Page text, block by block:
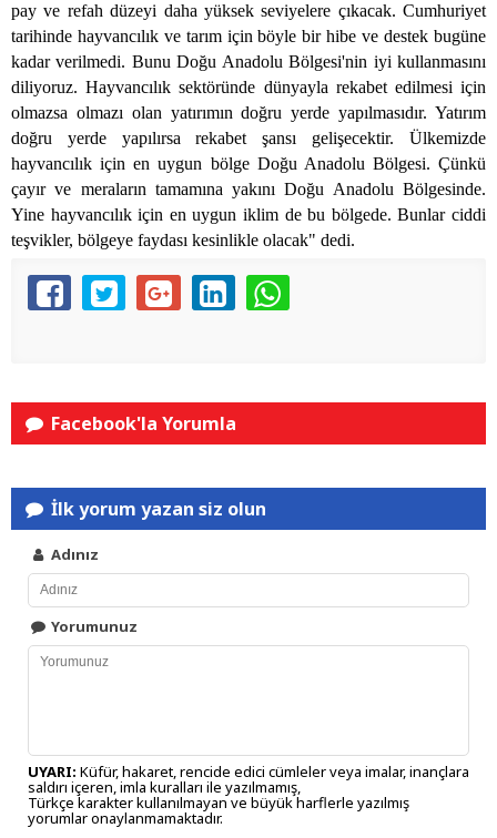
pay ve refah düzeyi daha yüksek seviyelere çıkacak. Cumhuriyet
tarihinde hayvancılık ve tarım için böyle bir hibe ve destek bugüne
kadar verilmedi. Bunu Doğu Anadolu Bölgesi'nin iyi kullanmasını
diliyoruz. Hayvancılık sektöründe dünyayla rekabet edilmesi için
olmazsa olmazı olan yatırımın doğru yerde yapılmasıdır. Yatırım
doğru yerde yapılırsa rekabet şansı gelişecektir. Ülkemizde
hayvancılık için en uygun bölge Doğu Anadolu Bölgesi. Çünkü
çayır ve meraların tamamına yakını Doğu Anadolu Bölgesinde.
Yine hayvancılık için en uygun iklim de bu bölgede. Bunlar ciddi
teşvikler, bölgeye faydası kesinlikle olacak" dedi.
Facebook'la Yorumla
İlk yorum yazan siz olun
Adınız
Yorumunuz
UYARI: Küfür, hakaret, rencide edici cümleler veya imalar, inançlara
saldırı içeren, imla kuralları ile yazılmamış,
Türkçe karakter kullanılmayan ve büyük harflerle yazılmış
yorumlar onaylanmamaktadır.